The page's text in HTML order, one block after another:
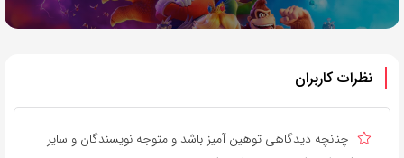
نظرات کاربران
چنانچه دیدگاهی توهین آمیز باشد و متوجه نویسندگان و سایر